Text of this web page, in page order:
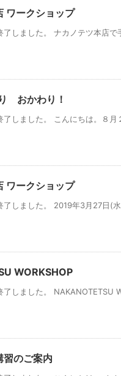
ワークショップ
了しました。 ナカノテツ本店
おかわり！
了しました。 こんにちは。８
ワークショップ
了しました。 2019年3月27日(
WORKSHOP
了しました。 NAKANOTETSU
習のご案内